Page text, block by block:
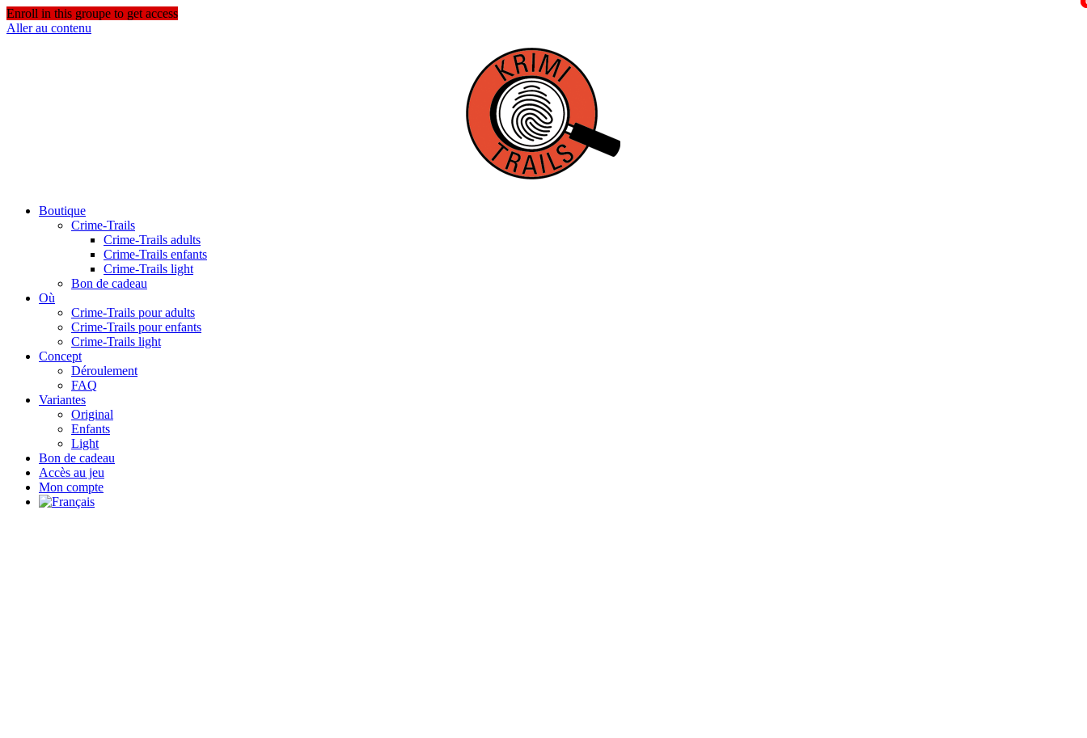
Enroll in this groupe to get access
Aller au contenu
Boutique
Crime-Trails
Crime-Trails adults
Crime-Trails enfants
Crime-Trails light
Bon de cadeau
Où
Crime-Trails pour adults
Crime-Trails pour enfants
Crime-Trails light
Concept
Déroulement
FAQ
Variantes
Original
Enfants
Light
Bon de cadeau
Accès au jeu
Mon compte